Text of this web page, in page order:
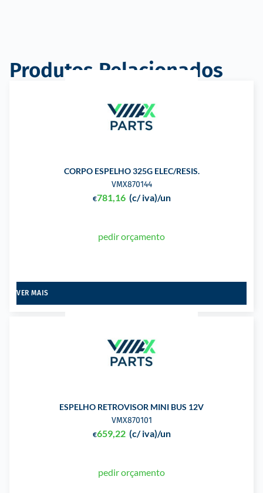
Produtos Relacionados
CORPO ESPELHO 325G ELEC/RESIS.
VMX870144
€781,16 (c/ iva)/un
pedir orçamento
VER MAIS
ESPELHO RETROVISOR MINI BUS 12V
VMX870101
€659,22 (c/ iva)/un
pedir orçamento